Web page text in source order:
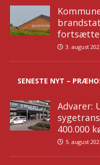
3. august
SENESTE NYT –
Advarer:
400.000
5. august